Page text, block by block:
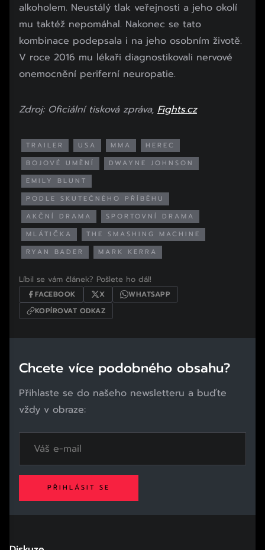
alkoholem. Neustálý tlak veřejnosti a jeho okolí
mu taktéž nepomáhal. Nakonec se tato
kombinace podepsala i na jeho osobním životě.
V roce 2016 mu lékaři diagnostikovali nervové
onemocnění periferní neuropatie.
Zdroj: Oficiální tisková zpráva, Fights.cz
TRAILER USA MMA
HEREC
BOJOVÉ UMĚNÍ
DWAYNE JOHNSON
EMILY BLUNT
PODLE SKUTEČNÉHO PŘÍBĚHU
AKČNÍ DRAMA
SPORTOVNÍ DRAMA
MLÁTIČKA
THE SMASHING MACHINE
RYAN BADER
MARK KERRA
Líbil se vám článek? Pošlete ho dál!
FACEBOOK X
WHATSAPP
KOPÍROVAT ODKAZ
Chcete více podobného obsahu?
Přihlaste se do našeho newsletteru a buďte
vždy v obraze:
PŘIHLÁSIT SE